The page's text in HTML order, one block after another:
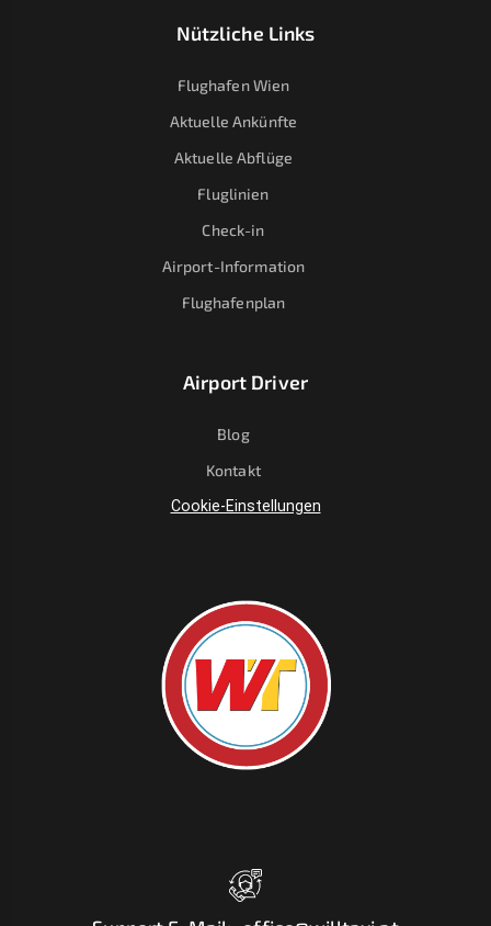
Nützliche Links
Flughafen Wien
Aktuelle Ankünfte
Aktuelle Abflüge
Fluglinien
Check-in
Airport-Information
Flughafenplan
Airport Driver
Blog
Kontakt
Cookie-Einstellungen